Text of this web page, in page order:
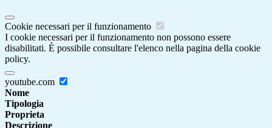
Cookie necessari per il funzionamento
I cookie necessari per il funzionamento non possono essere
disabilitati. È possibile consultare l'elenco nella pagina della cookie
policy.
youtube.com
Nome
Tipologia
Proprieta
Descrizione